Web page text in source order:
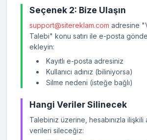
Seçenek 2: Bize Ulaşın
support@sitereklam.com adresine
Talebi" konu satırı ile e-posta
ekleyin:
Kayıtlı e-posta adresiniz
Kullanıcı adınız (biliniyorsa)
Silme nedeni (isteğe bağlı)
Hangi Veriler Silinecek
Talebiniz üzerine, hesabınızla ilişkili
verileri sileceğiz: